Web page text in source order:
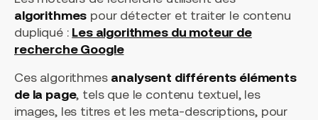
algorithmes pour détecter et traiter le contenu
dupliqué : Les algorithmes du moteur de
recherche Google
Ces algorithmes analysent différents éléments
de la page, tels que le contenu textuel, les
images, les titres et les meta-descriptions, pour